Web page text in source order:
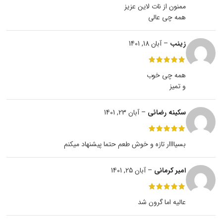
ممنون از نات لاین عزیز
همه چی عالی
زینب – آبان 18, 1401
همه چی خوب
و تمیز
سکینه رضائی – آبان 23, 1401
بسیاااار تازه و خوش طعم حتما پیشنهاد میکنم
امیر کرمانی – آبان 25, 1401
عالیه اما گرون شد